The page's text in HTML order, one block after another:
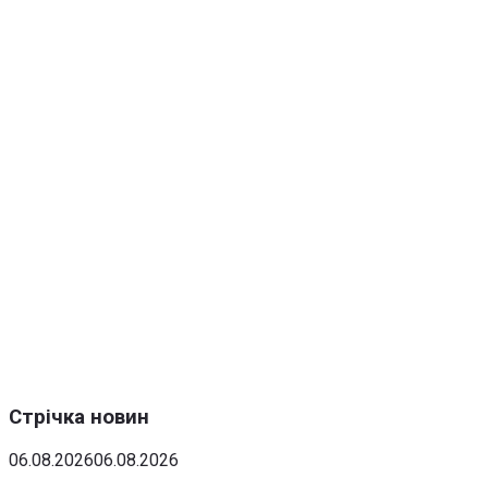
Стрічка новин
06.08.202606.08.2026